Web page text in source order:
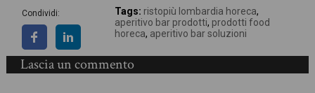
Condividi: Tags: ristopiù lombardia horeca,
aperitivo bar prodotti, prodotti food
horeca, aperitivo bar soluzioni
Lascia un commento